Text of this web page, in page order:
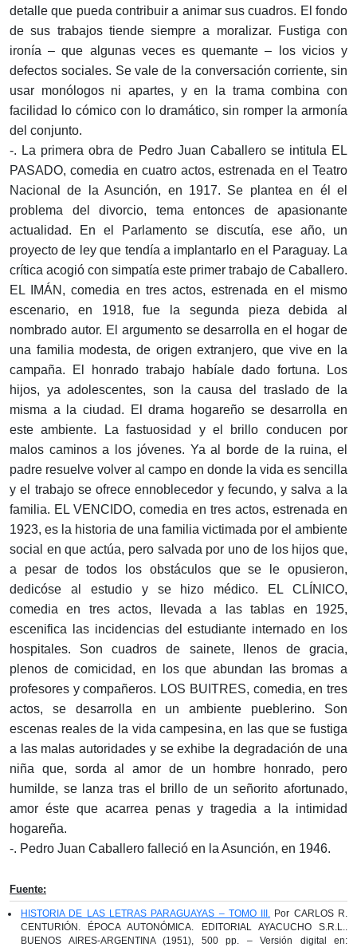
detalle que pueda contribuir a animar sus cuadros. El fondo
de sus trabajos tiende siempre a moralizar. Fustiga con
ironía – que algunas veces es quemante – los vicios y
defectos sociales. Se vale de la conversación corriente, sin
usar monólogos ni apartes, y en la trama combina con
facilidad lo cómico con lo dramático, sin romper la armonía
del conjunto.
-. La primera obra de Pedro Juan Caballero se intitula EL
PASADO, comedia en cuatro actos, estrenada en el Teatro
Nacional de la Asunción, en 1917. Se plantea en él el
problema del divorcio, tema entonces de apasionante
actualidad. En el Parlamento se discutía, ese año, un
proyecto de ley que tendía a implantarlo en el Paraguay. La
crítica acogió con simpatía este primer trabajo de Caballero.
EL IMÁN, comedia en tres actos, estrenada en el mismo
escenario, en 1918, fue la segunda pieza debida al
nombrado autor. El argumento se desarrolla en el hogar de
una familia modesta, de origen extranjero, que vive en la
campaña. El honrado trabajo habíale dado fortuna. Los
hijos, ya adolescentes, son la causa del traslado de la
misma a la ciudad. El drama hogareño se desarrolla en
este ambiente. La fastuosidad y el brillo conducen por
malos caminos a los jóvenes. Ya al borde de la ruina, el
padre resuelve volver al campo en donde la vida es sencilla
y el trabajo se ofrece ennoblecedor y fecundo, y salva a la
familia. EL VENCIDO, comedia en tres actos, estrenada en
1923, es la historia de una familia victimada por el ambiente
social en que actúa, pero salvada por uno de los hijos que,
a pesar de todos los obstáculos que se le opusieron,
dedicóse al estudio y se hizo médico. EL CLÍNICO,
comedia en tres actos, llevada a las tablas en 1925,
escenifica las incidencias del estudiante internado en los
hospitales. Son cuadros de sainete, llenos de gracia,
plenos de comicidad, en los que abundan las bromas a
profesores y compañeros. LOS BUITRES, comedia, en tres
actos, se desarrolla en un ambiente pueblerino. Son
escenas reales de la vida campesina, en las que se fustiga
a las malas autoridades y se exhibe la degradación de una
niña que, sorda al amor de un hombre honrado, pero
humilde, se lanza tras el brillo de un señorito afortunado,
amor éste que acarrea penas y tragedia a la intimidad
hogareña.
-. Pedro Juan Caballero falleció en la Asunción, en 1946.
Fuente:
HISTORIA DE LAS LETRAS PARAGUAYAS – TOMO III. Por CARLOS R.
CENTURIÓN. ÉPOCA AUTONÓMICA. EDITORIAL AYACUCHO S.R.L..
BUENOS AIRES-ARGENTINA (1951), 500 pp. – Versión digital en: